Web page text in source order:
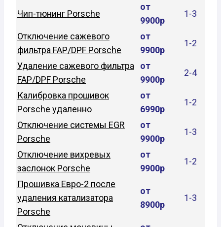
Чип-тюнинг Porsche
от
9900р
1-3
Отключение сажевого
фильтра FAP/DPF Porsche
от
9900р
1-2
Удаление сажевого фильтра
FAP/DPF Porsche
от
9900р
2-4
Калибровка прошивок
Porsche удаленно
от
6990р
1-2
Отключение системы EGR
Porsche
от
9900р
1-3
Отключение вихревых
заслонок Porsche
от
9900р
1-2
Прошивка Евро-2 после
удаления катализатора
Porsche
от
8900р
1-3